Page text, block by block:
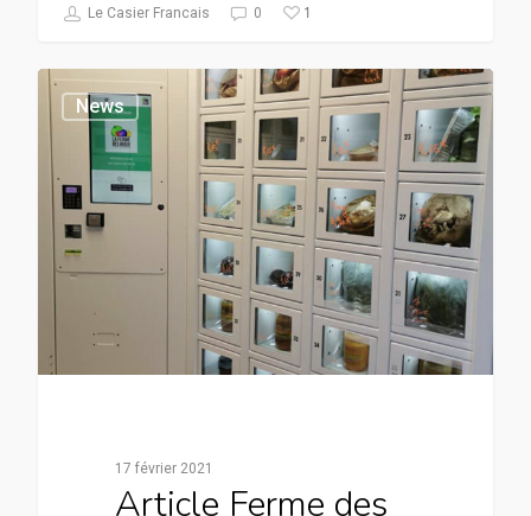
Le Casier Francais 0 1
News
17 février 2021
Article Ferme des